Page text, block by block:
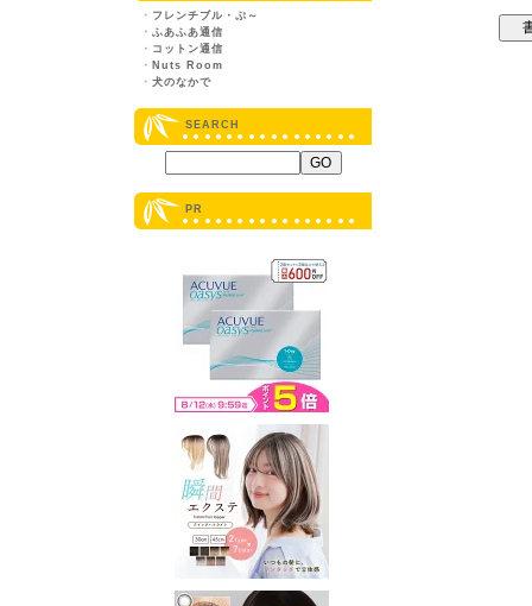
・ フレンチブル・ぷ～
・ ふあふあ通信
・ コットン通信
・ Nuts Room
・ 犬のなかで
SEARCH
PR